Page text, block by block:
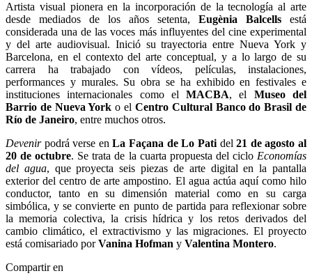
Artista visual pionera en la incorporación de la tecnología al arte
desde mediados de los años setenta, Eugènia Balcells está
considerada una de las voces más influyentes del cine experimental
y del arte audiovisual. Inició su trayectoria entre Nueva York y
Barcelona, en el contexto del arte conceptual, y a lo largo de su
carrera ha trabajado con vídeos, películas, instalaciones,
performances y murales. Su obra se ha exhibido en festivales e
instituciones internacionales como elMACBA, el Museo del
Barrio de Nueva York o el Centro Cultural Banco do Brasil de
Río de Janeiro, entre muchos otros.
Devenirpodrá verse enLa Façana de Lo Patidel21 de agosto al
20 de octubre. Se trata de la cuarta propuesta del ciclo Economías
del agua, que proyecta seis piezas de arte digital en la pantalla
exterior del centro de arte ampostino. El agua actúa aquí como hilo
conductor, tanto en su dimensión material como en su carga
simbólica, y se convierte en punto de partida para reflexionar sobre
la memoria colectiva, la crisis hídrica y los retos derivados del
cambio climático, el extractivismo y las migraciones. El proyecto
está comisariado porVanina Hofman y Valentina Montero.
Compartir en